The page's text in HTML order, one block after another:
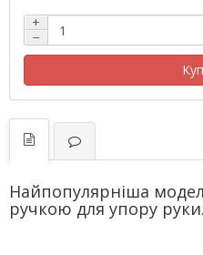
+
−
Найпопулярніша
ручкою для упору руки.